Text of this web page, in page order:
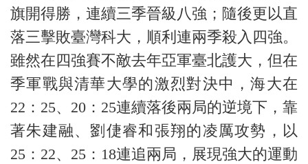
旗開得勝，連續三季晉級八強；隨後更以直
落三擊敗臺灣科大，順利連兩季殺入四強。
雖然在四強賽不敵去年亞軍臺北護大，但在
季軍戰與清華大學的激烈對決中，海大在
22：25、20：25連續落後兩局的逆境下，靠
著朱建融、劉倢睿和張翔的凌厲攻勢，以
25：22、25：18連追兩局，展現強大的運動